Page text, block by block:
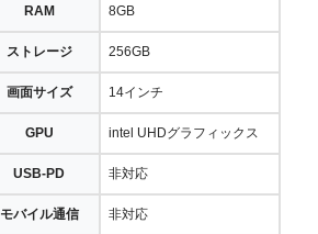
RAM 8GB
ストレージ 256GB
画面サイズ 14インチ
GPU intel UHDグラフィックス
USB-PD 非対応
モバイル通信 非対応